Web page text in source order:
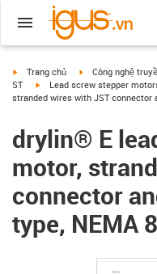
igus-icon-arrow-right
Trang chủ igus-icon-arrow-
Công nghệ
ST
igus-icon-arrow-right
Lead screw stepper
stranded wires with JST connector
drylin® E
motor,
connector
type, NEMA 8